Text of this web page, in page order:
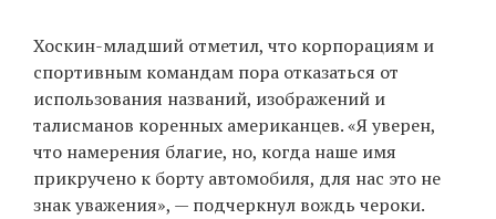
Хоскин-младший отметил, что корпорациям и
спортивным командам пора отказаться от
использования названий, изображений и
талисманов коренных американцев. «Я уверен,
что намерения благие, но, когда наше имя
прикручено к борту автомобиля, для нас это не
знак уважения», — подчеркнул вождь чероки.